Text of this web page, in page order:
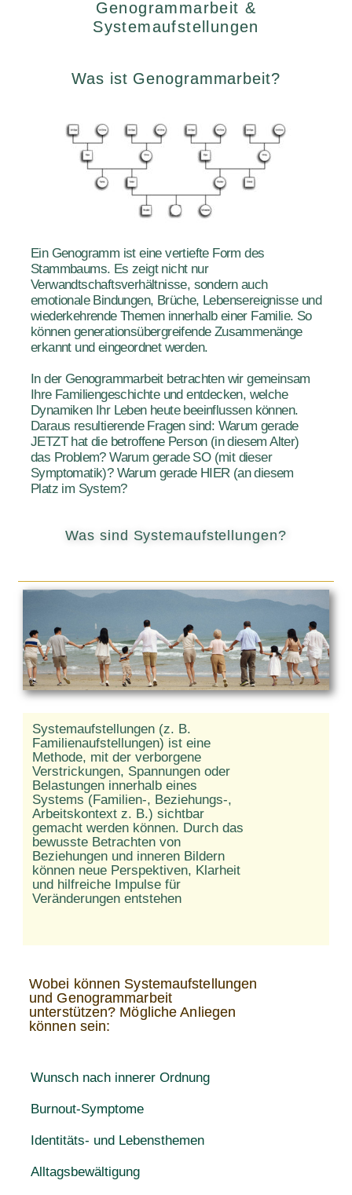
Genogrammarbeit &
Systemaufstellungen
Was ist Genogrammarbeit?
Ein Genogramm ist eine vertiefte Form des
Stammbaums. Es zeigt nicht nur
Verwandtschaftsverhältnisse, sondern auch
emotionale Bindungen, Brüche, Lebensereignisse und
wiederkehrende Themen innerhalb einer Familie. So
können generationsübergreifende Zusammenänge
erkannt und eingeordnet werden.
In der Genogrammarbeit betrachten wir gemeinsam
Ihre Familiengeschichte und entdecken, welche
Dynamiken Ihr Leben heute beeinflussen können.
Daraus resultierende Fragen sind: Warum gerade
JETZT hat die betroffene Person (in diesem Alter)
das Problem? Warum gerade SO (mit dieser
Symptomatik)? Warum gerade HIER (an diesem
Platz im System?
Was sind Systemaufstellungen?
Systemaufstellungen (z. B.
Familienaufstellungen) ist eine
Methode, mit der verborgene
Verstrickungen, Spannungen oder
Belastungen innerhalb eines
Systems (Familien-, Beziehungs-,
Arbeitskontext z. B.) sichtbar
gemacht werden können. Durch das
bewusste Betrachten von
Beziehungen und inneren Bildern
können neue Perspektiven, Klarheit
und hilfreiche Impulse für
Veränderungen entstehen
Wobei können Systemaufstellungen
und Genogrammarbeit
unterstützen? Mögliche Anliegen
können sein:
Wunsch nach innerer Ordnung
Burnout-Symptome
Identitäts- und Lebensthemen
Alltagsbewältigung